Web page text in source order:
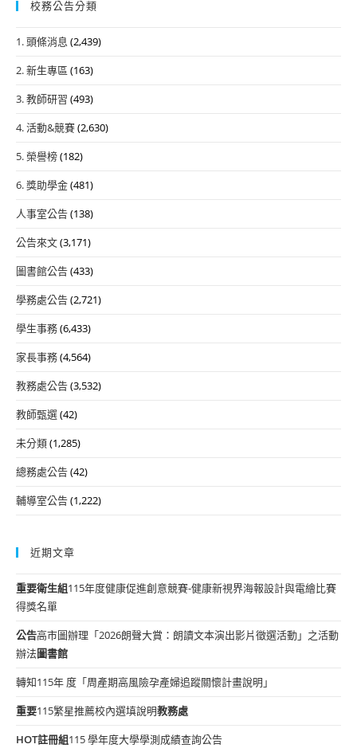
校務公告分類
1. 頭條消息 (2,439)
2. 新生專區 (163)
3. 教師研習 (493)
4. 活動&競賽(2,630)
5. 榮譽榜(182)
6. 獎助學金(481)
人事室公告(138)
公告來文(3,171)
圖書館公告(433)
學務處公告(2,721)
學生事務(6,433)
家長事務(4,564)
教務處公告(3,532)
教師甄選(42)
未分類(1,285)
總務處公告(42)
輔導室公告(1,222)
近期文章
重要衛生組115年度健康促進創意競賽-健康新視界海報設計與電繪比賽
得獎名單
公告高市圖辦理「2026朗聲大賞：朗讀文本演出影片徵選活動」之活動
辦法圖書館
轉知115年 度「周產期高風險孕產婦追蹤關懷計畫說明」
重要115繁星推薦校內選填說明教務處
HOT註冊組115 學年度大學學測成績查詢公告